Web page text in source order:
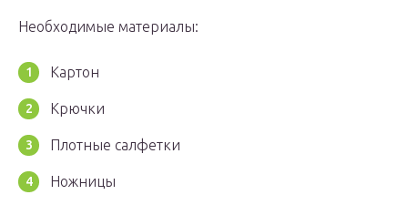
Необходимые материалы:
Картон
Крючки
Плотные салфетки
Ножницы